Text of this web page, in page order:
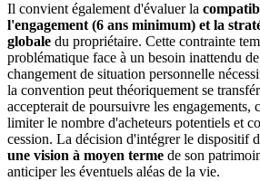
Il convient également d'évaluer la
l'engagement (6 ans minimum) et la
globale du propriétaire. Cette contrainte
problématique face à un besoin inattendu
changement de situation personnelle
la convention peut théoriquement se
accepterait de poursuivre les engagements,
limiter le nombre d'acheteurs potentiels et
cession. La décision d'intégrer le dispositif
une vision à moyen terme de son
anticiper les éventuels aléas de la vie.